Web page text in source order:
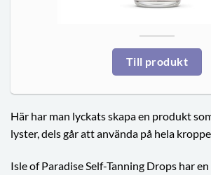
Här har man lyckats skapa en produkt
lyster, dels går att använda på hela
Isle of Paradise Self-Tanning Drops har
Till produkt